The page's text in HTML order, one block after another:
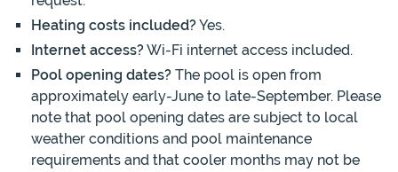
Heating costs included?Yes.
Internet access?Wi-Fi internet access included.
Pool opening dates? The pool is open from
approximately early-June to late-September. Please
note that pool opening dates are subject to local
weather conditions and pool maintenance
requirements and that cooler months may not be